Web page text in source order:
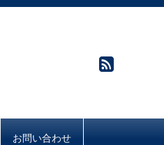
お問い合わせ